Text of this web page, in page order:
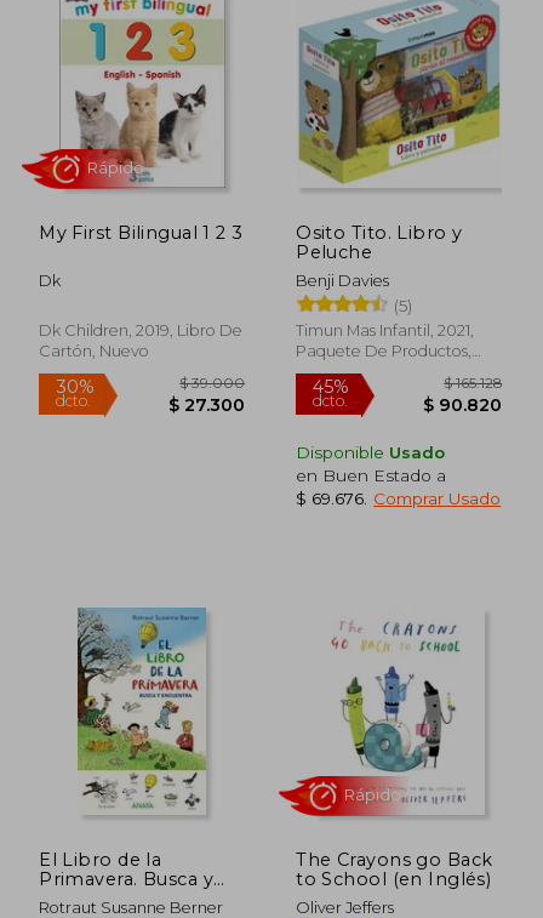
My First Bilingual 1 2 3
Dk
Dk Children, 2019, Libro De
Cartón, Nuevo
Osito Tito. Libro y
Peluche
Benji Davies
(5)
Timun Mas Infantil, 2021,
Paquete De Productos,
Nuevo
Disponible Usado
en Buen Estado a
$ 69.676 Comprar Usado
El Libro de la
Primavera. Busca y
Encuentra
Rotraut Susanne Berner
The Crayons go Back
to School (en Inglés)
Oliver Jeffers